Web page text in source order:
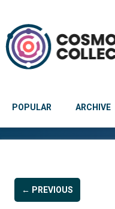
POPULAR ARCHIVE
← PREVIOUS